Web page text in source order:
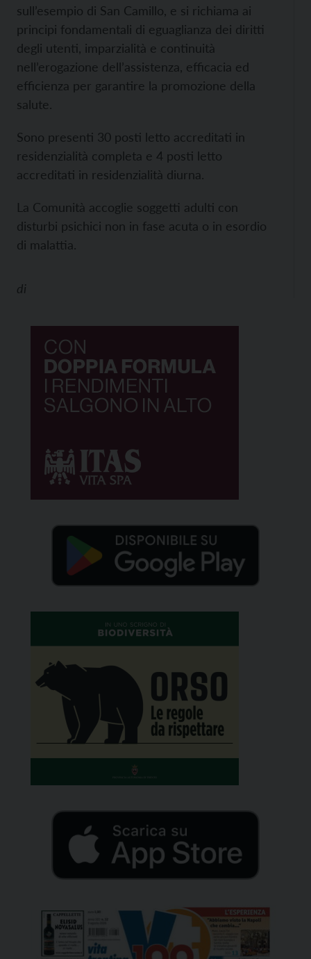
sull’esempio di San Camillo, e si richiama ai
principi fondamentali di eguaglianza dei diritti
degli utenti, imparzialità e continuità
nell’erogazione dell’assistenza, efficacia ed
efficienza per garantire la promozione della
salute.
Sono presenti 30 posti letto accreditati in
residenzialità completa e 4 posti letto
accreditati in residenzialità diurna.
La Comunità accoglie soggetti adulti con
disturbi psichici non in fase acuta o in esordio
di malattia.
di